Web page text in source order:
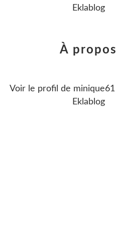
Eklablog
À propos
Voir le profil de minique61
Eklablog